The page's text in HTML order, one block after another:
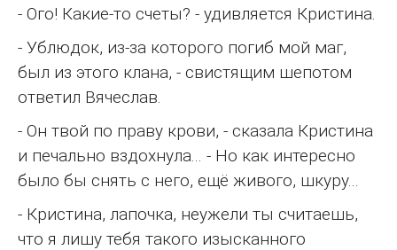
- Ого! Какие-то счеты? - удивляется Кристина.
- Ублюдок, из-за которого погиб мой маг,
был из этого клана, - свистящим шепотом
ответил Вячеслав.
- Он твой по праву крови, - сказала Кристина
и печально вздохнула... - Но как интересно
было бы снять с него, ещё живого, шкуру...
- Кристина, лапочка, неужели ты считаешь,
что я лишу тебя такого изысканного